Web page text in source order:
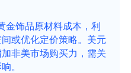
金饰品原材料成本，利
或优化定价策略。美元
非美市场购买力，需关
。